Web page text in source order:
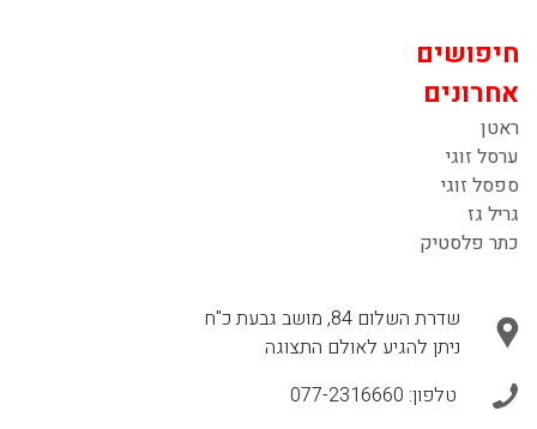
חיפושים
אחרונים
ראטן
ערסל זוגי
ספסל זוגי
גריל גז
כתר פלסטיק
שדרת השלום 84, מושב גבעת כ"ח
ניתן להגיע לאולם התצוגה
טלפון: 077-2316660